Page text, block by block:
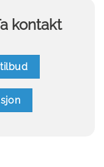
kontakt